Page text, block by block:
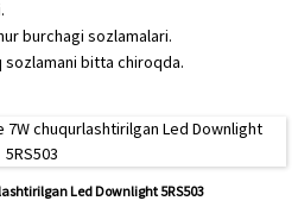
burchagi sozlamalari.
sozlamani bitta chiroqda.
Led Downlight 5RS503